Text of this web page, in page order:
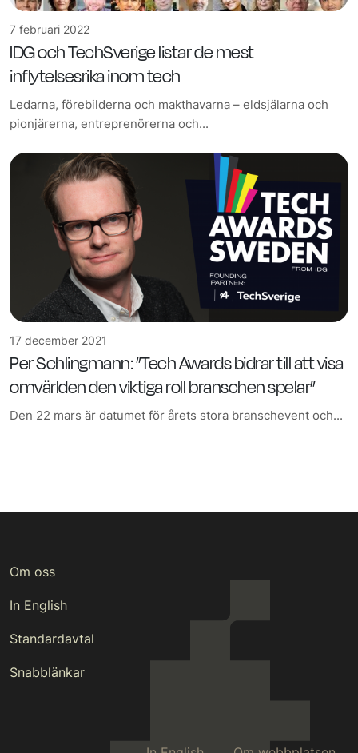
7 februari 2022
IDG och TechSverige listar de mest
inflytelsesrika inom tech
Ledarna, förebilderna och makthavarna – eldsjälarna och
pionjärerna, entreprenörerna och...
17 december 2021
Per Schlingmann: ”Tech Awards bidrar till att visa
omvärlden den viktiga roll branschen spelar”
Den 22 mars är datumet för årets stora branschevent och...
Om oss
In English
Standardavtal
Snabblänkar